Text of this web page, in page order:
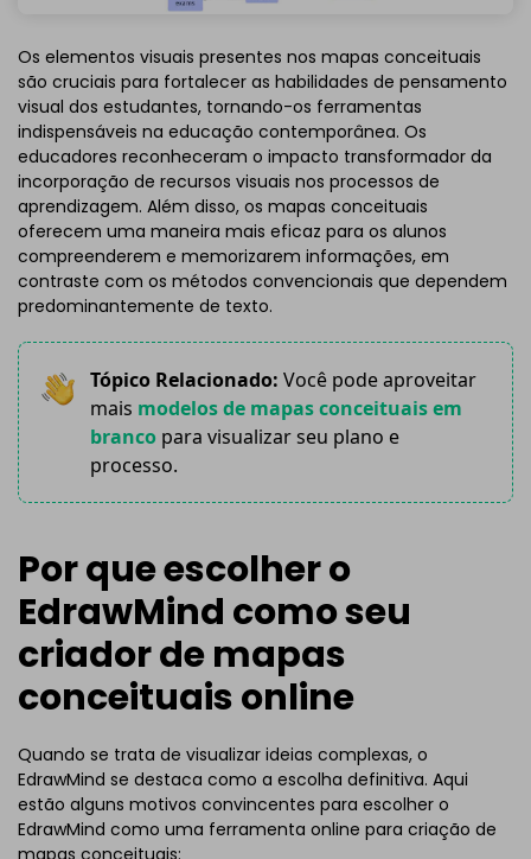
Os elementos visuais presentes nos mapas conceituais
são cruciais para fortalecer as habilidades de pensamento
visual dos estudantes, tornando-os ferramentas
indispensáveis na educação contemporânea. Os
educadores reconheceram o impacto transformador da
incorporação de recursos visuais nos processos de
aprendizagem. Além disso, os mapas conceituais
oferecem uma maneira mais eficaz para os alunos
compreenderem e memorizarem informações, em
contraste com os métodos convencionais que dependem
predominantemente de texto.
Tópico Relacionado: Você pode aproveitar
mais modelos de mapas conceituais em
brancopara visualizar seu plano e
processo.
Por que escolher o
EdrawMind como seu
criador de mapas
conceituais online
Quando se trata de visualizar ideias complexas, o
EdrawMind se destaca como a escolha definitiva. Aqui
estão alguns motivos convincentes para escolher o
EdrawMind como uma ferramenta online para criação de
mapas conceituais: